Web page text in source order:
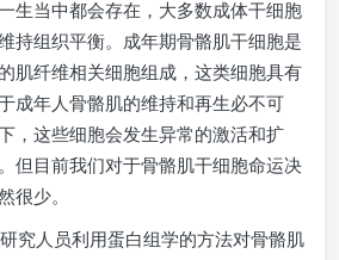
生当中都会存在，大多数成体干细胞
持组织平衡。成年期骨骼肌干细胞是
肌纤维相关细胞组成，这类细胞具有
成年人骨骼肌的维持和再生必不可
，这些细胞会发生异常的激活和扩
但目前我们对于骨骼肌干细胞命运决
很少。
究人员利用蛋白组学的方法对骨骼肌